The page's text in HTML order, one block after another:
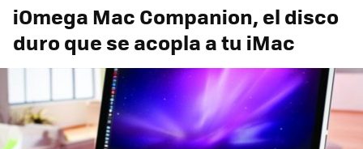
iOmega Mac Companion, el disco
duro que se acopla a tu iMac